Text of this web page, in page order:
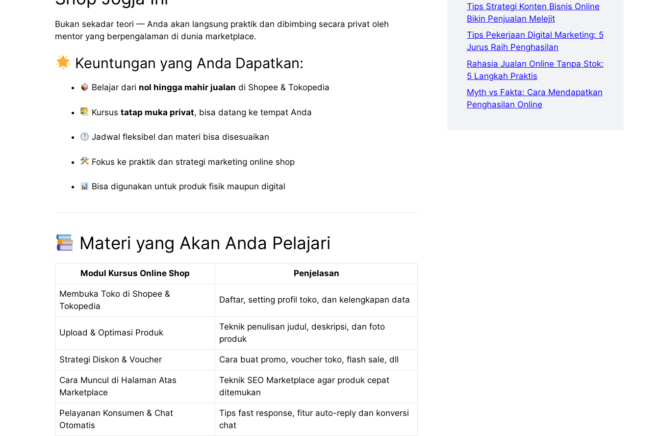
Bukan sekadar teori — Anda akan langsung praktik dan dibimbing secara privat oleh
mentor yang berpengalaman di dunia marketplace.
Keuntungan yang Anda Dapatkan:
Belajar dari nol hingga mahir jualan di Shopee & Tokopedia
Kursustatap muka privat, bisa datang ke tempat Anda
Jadwal fleksibel dan materi bisa disesuaikan
Fokus ke praktik dan strategi marketing online shop
Bisa digunakan untuk produk fisik maupun digital
Materi yang Akan Anda Pelajari
Modul Kursus Online Shop Penjelasan
Membuka Toko di Shopee &
Tokopedia
Daftar, setting profil toko, dan kelengkapan data
Upload & Optimasi Produk
Teknik penulisan judul, deskripsi, dan foto
produk
Strategi Diskon & Voucher Cara buat promo, voucher toko, flash sale, dll
Cara Muncul di Halaman Atas
Marketplace
Teknik SEO Marketplace agar produk cepat
ditemukan
Pelayanan Konsumen & Chat
Otomatis
Tips fast response, fitur auto-reply dan konversi
chat
Tips Strategi Konten Bisnis Online
Bikin Penjualan Melejit
Tips Pekerjaan Digital Marketing: 5
Jurus Raih Penghasilan
Rahasia Jualan Online Tanpa Stok:
5 Langkah Praktis
Myth vs Fakta: Cara Mendapatkan
Penghasilan Online